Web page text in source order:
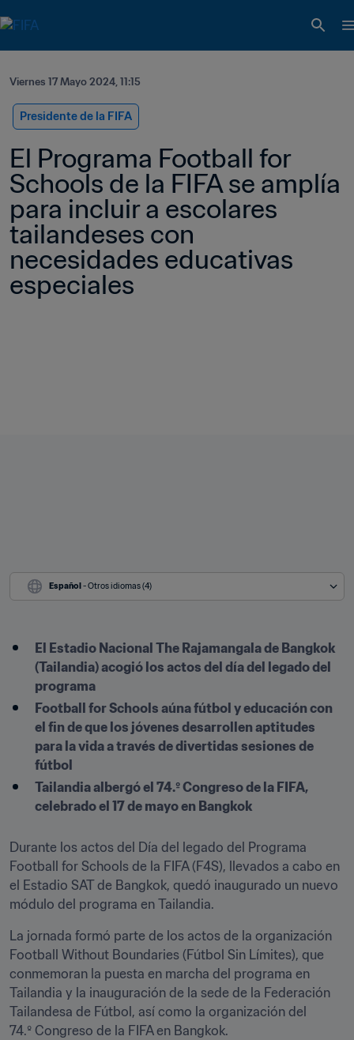
Viernes 17 Mayo 2024, 11:15
Presidente de la FIFA
El Programa Football for
Schools de la FIFA se amplía
para incluir a escolares
tailandeses con
necesidades educativas
especiales
Español - Otros idiomas (4)
El Estadio Nacional The Rajamangala de Bangkok
(Tailandia) acogió los actos del día del legado del
programa
Football for Schools aúna fútbol y educación con
el fin de que los jóvenes desarrollen aptitudes
para la vida a través de divertidas sesiones de
fútbol
Tailandia albergó el 74.º Congreso de la FIFA,
celebrado el 17 de mayo en Bangkok
Durante los actos del Día del legado del Programa
Football for Schools de la FIFA (F4S), llevados a cabo en
el Estadio SAT de Bangkok, quedó inaugurado un nuevo
módulo del programa en Tailandia.
La jornada formó parte de los actos de la organización
Football Without Boundaries (Fútbol Sin Límites), que
conmemoran la puesta en marcha del programa en
Tailandia y la inauguración de la sede de la Federación
Tailandesa de Fútbol, así como la organización del
74.º Congreso de la FIFA en Bangkok.